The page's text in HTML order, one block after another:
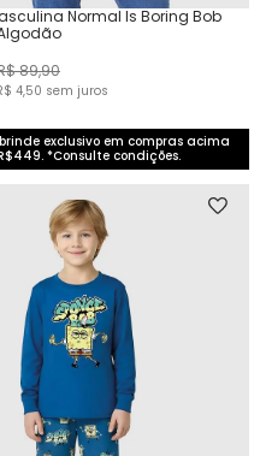
Normal Is Boring Bob
89,90
4,50 sem juros
exclusivo em compras acima
*Consulte condições.